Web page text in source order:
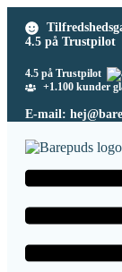
4.5 på Trustpilot
4.5 på Trustpilot
+1.100 kunder
E-mail: